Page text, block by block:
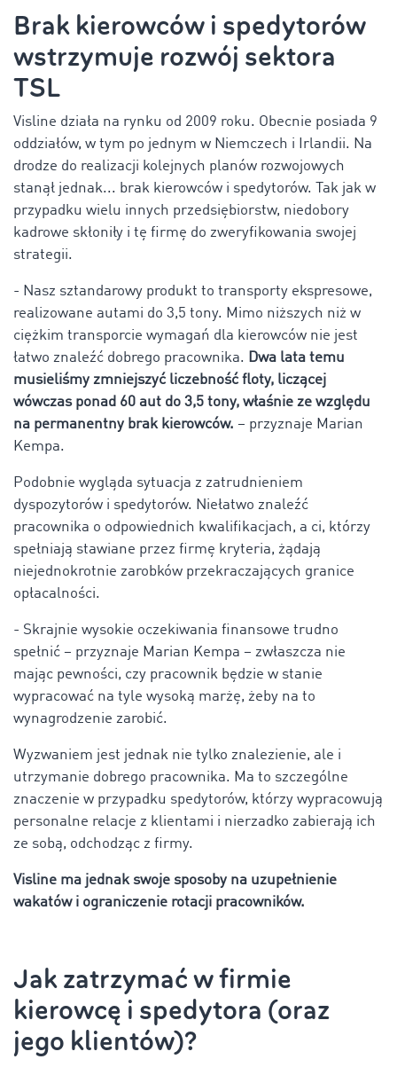
Brak kierowców i spedytorów
wstrzymuje rozwój sektora
TSL
Visline działa na rynku od 2009 roku. Obecnie posiada 9
oddziałów, w tym po jednym w Niemczech i Irlandii. Na
drodze do realizacji kolejnych planów rozwojowych
stanął jednak... brak kierowców i spedytorów. Tak jak w
przypadku wielu innych przedsiębiorstw, niedobory
kadrowe skłoniły i tę firmę do zweryfikowania swojej
strategii.
- Nasz sztandarowy produkt to transporty ekspresowe,
realizowane autami do 3,5 tony. Mimo niższych niż w
ciężkim transporcie wymagań dla kierowców nie jest
łatwo znaleźć dobrego pracownika. Dwa lata temu
musieliśmy zmniejszyć liczebność floty, liczącej
wówczas ponad 60 aut do 3,5 tony, właśnie ze względu
na permanentny brak kierowców. – przyznaje Marian
Kempa.
Podobnie wygląda sytuacja z zatrudnieniem
dyspozytorów i spedytorów. Niełatwo znaleźć
pracownika o odpowiednich kwalifikacjach, a ci, którzy
spełniają stawiane przez firmę kryteria, żądają
niejednokrotnie zarobków przekraczających granice
opłacalności.
- Skrajnie wysokie oczekiwania finansowe trudno
spełnić – przyznaje Marian Kempa – zwłaszcza nie
mając pewności, czy pracownik będzie w stanie
wypracować na tyle wysoką marżę, żeby na to
wynagrodzenie zarobić.
Wyzwaniem jest jednak nie tylko znalezienie, ale i
utrzymanie dobrego pracownika. Ma to szczególne
znaczenie w przypadku spedytorów, którzy wypracowują
personalne relacje z klientami i nierzadko zabierają ich
ze sobą, odchodząc z firmy.
Visline ma jednak swoje sposoby na uzupełnienie
wakatów i ograniczenie rotacji pracowników.
Jak zatrzymać w firmie
kierowcę i spedytora (oraz
jego klientów)?